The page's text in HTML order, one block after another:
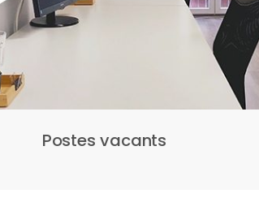
Postes vacants